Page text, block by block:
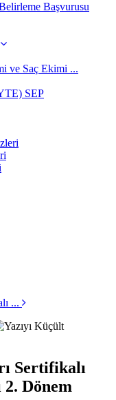
Başvurusu
ve Saç Ekimi ...
SEP
...
Sertifikalı
2. Dönem